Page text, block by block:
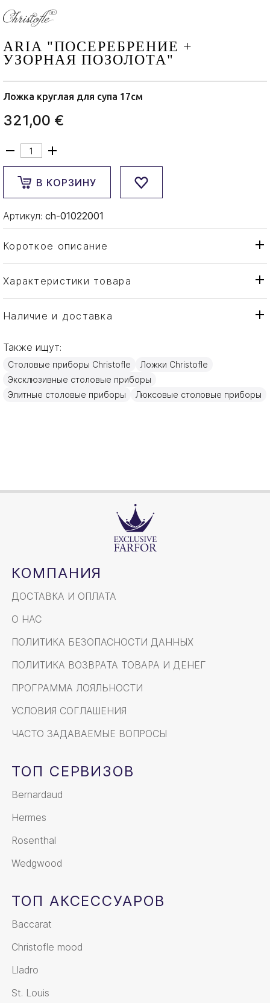
ARIA "ПОСЕРЕБРЕНИЕ +
УЗОРНАЯ ПОЗОЛОТА"
Ложка круглая для супа 17см
321,00 €
В КОРЗИНУ
Артикул: ch-01022001
Короткое описание
Характеристики товара
Тип товара
Ложка
Бренд
Страна производителя
Материал
Золото, Посеребрение
Объем / Размер
17см
Наличие и доставка
Также ищут:
Столовые приборы Christofle
Ложки Christofle
Эксклюзивные столовые приборы
Элитные столовые приборы
Люксовые столовые приборы
КОМПАНИЯ
ДОСТАВКА И ОПЛАТА
О НАС
ПОЛИТИКА БЕЗОПАСНОСТИ ДАННЫХ
ПОЛИТИКА ВОЗВРАТА ТОВАРА И ДЕНЕГ
ПРОГРАММА ЛОЯЛЬНОСТИ
УСЛОВИЯ СОГЛАШЕНИЯ
ЧАСТО ЗАДАВАЕМЫЕ ВОПРОСЫ
ТОП СЕРВИЗОВ
Bernardaud
Hermes
Rosenthal
Wedgwood
ТОП АКСЕССУАРОВ
Baccarat
Christofle mood
Lladro
St. Louis